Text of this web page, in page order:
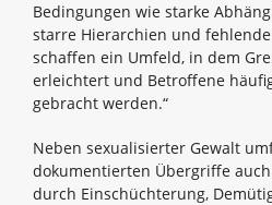
Bedingungen wie starke
starre Hierarchien und
schaffen ein Umfeld, in dem
erleichtert und Betroffene
gebracht werden.“
Neben sexualisierter Gewalt
dokumentierten Übergriffe
durch Einschüchterung,